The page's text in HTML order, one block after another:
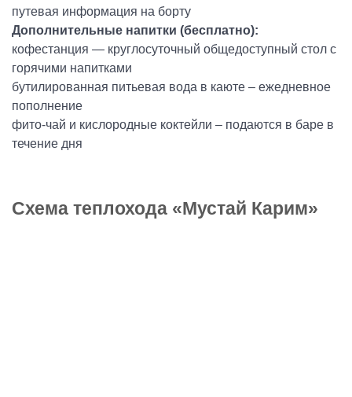
путевая информация на борту
Дополнительные напитки (бесплатно):
кофестанция — круглосуточный общедоступный стол с
горячими напитками
бутилированная питьевая вода в каюте – ежедневное
пополнение
фито-чай и кислородные коктейли – подаются в баре в
течение дня
Схема теплохода «Мустай Карим»